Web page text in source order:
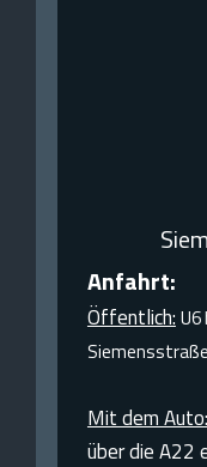
Anfahrt:
Öffentlich: U6
Mit dem Auto:
über die A22